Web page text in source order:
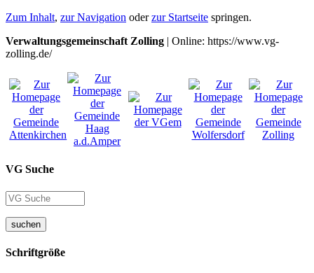
Zum Inhalt, zur Navigation oderzur Startseite springen.
Verwaltungsgemeinschaft Zolling | Online: https://www.vg-
zolling.de/
VG Suche
suchen
Schriftgröße